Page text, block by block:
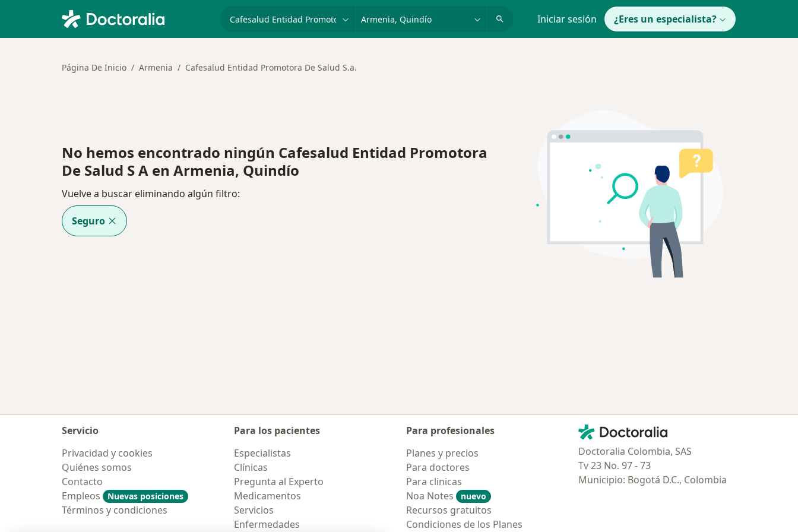
Iniciar sesión ¿Eres un especialista?
Página De Inicio Armenia Cafesalud Entidad Promotora De Salud S.a.
No hemos encontrado ningún Cafesalud Entidad Promotora
De Salud S A en Armenia, Quindío
Vuelve a buscar eliminando algún filtro:
Seguro
Servicio
Privacidad y cookies
Quiénes somos
Contacto
Empleos
Nuevas posiciones
Términos y condiciones
Para los pacientes
Especialistas
Clínicas
Pregunta al Experto
Medicamentos
Servicios
Enfermedades
Para profesionales
Planes y precios
Para doctores
Para clinicas
Noa Notes
nuevo
Recursos gratuitos
Condiciones de los Planes
Contacto
Doctoralia - Página de inicio
Doctoralia Colombia, SAS
Tv 23 No. 97 - 73
Municipio: Bogotá D.C., Colombia